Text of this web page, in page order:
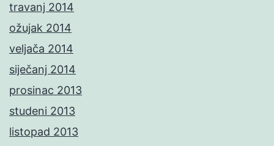
travanj 2014
ožujak 2014
veljača 2014
siječanj 2014
prosinac 2013
studeni 2013
listopad 2013